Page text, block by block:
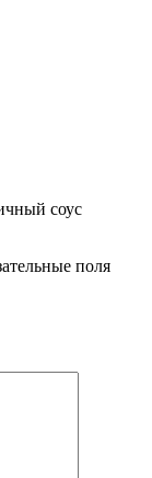
соус
поля